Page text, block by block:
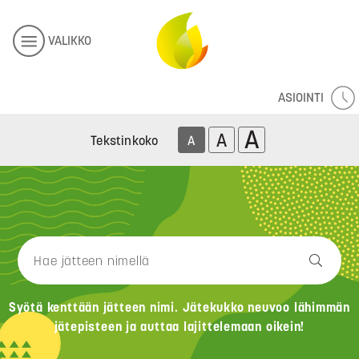
VALIKKO
ASIOINTI
Tekstinkoko A A A
Syötä kenttään jätteen nimi. Jätekukko neuvoo lähimmän
jätepisteen ja auttaa lajittelemaan oikein!